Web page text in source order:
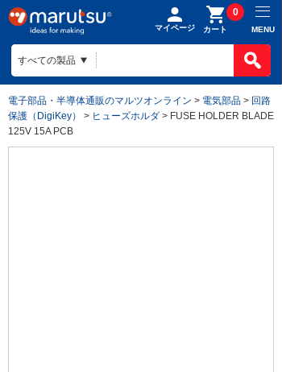
マイページ カート
0
MENU
電子部品・半導体通販のマルツオンライン > 電気部品 > 回路
保護（DigiKey）
> ヒューズホルダ > FUSE HOLDER BLADE
125V 15A PCB